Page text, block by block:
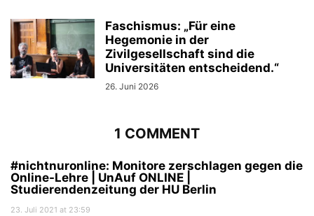
Faschismus: „Für eine
Hegemonie in der
Zivilgesellschaft sind die
Universitäten entscheidend.“
26. Juni 2026
1 COMMENT
#nichtnuronline: Monitore zerschlagen gegen die
Online-Lehre | UnAuf ONLINE |
Studierendenzeitung der HU Berlin
23. Juli 2021 at 23:59